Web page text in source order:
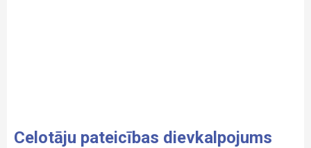
Celotāju pateicības dievkalpojums